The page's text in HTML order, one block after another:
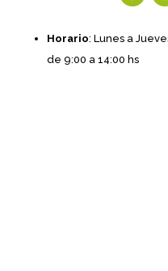
Horario: Lunes a
de 9:00 a 14:00 hs